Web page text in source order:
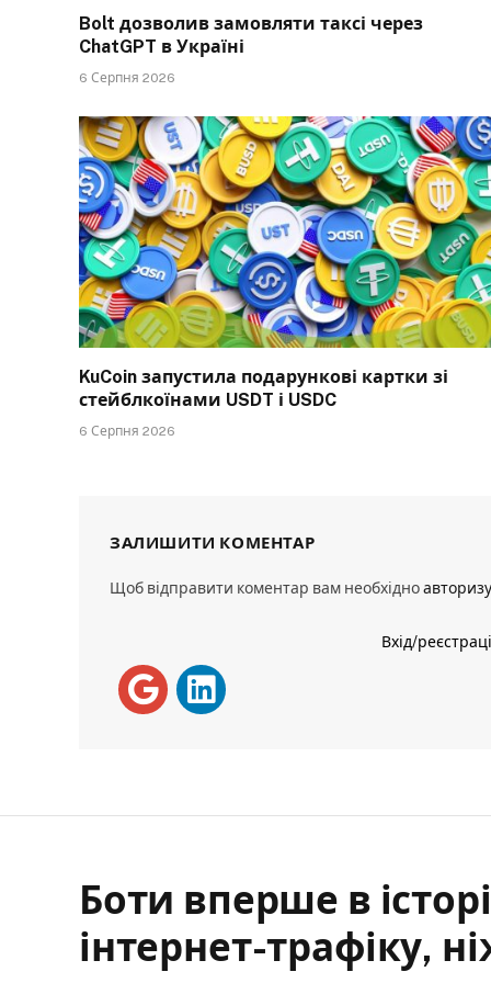
Bolt дозволив замовляти таксі через
ChatGPT в Україні
6 Серпня 2026
KuCoin запустила подарункові картки зі
стейблкоїнами USDT і USDC
6 Серпня 2026
ЗАЛИШИТИ КОМЕНТАР
Щоб відправити коментар вам необхідно
Вхід/
Боти вперше в
інтернет-трафіку,